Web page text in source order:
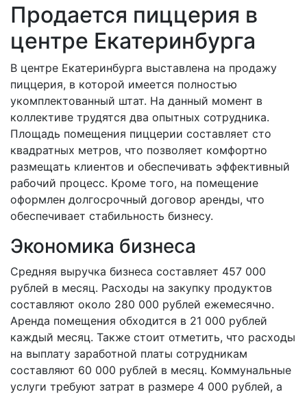
Продается пиццерия в
центре Екатеринбурга
В центре Екатеринбурга выставлена на продажу
пиццерия, в которой имеется полностью
укомплектованный штат. На данный момент в
коллективе трудятся два опытных сотрудника.
Площадь помещения пиццерии составляет сто
квадратных метров, что позволяет комфортно
размещать клиентов и обеспечивать эффективный
рабочий процесс. Кроме того, на помещение
оформлен долгосрочный договор аренды, что
обеспечивает стабильность бизнесу.
Экономика бизнеса
Средняя выручка бизнеса составляет 457 000
рублей в месяц. Расходы на закупку продуктов
составляют около 280 000 рублей ежемесячно.
Аренда помещения обходится в 21 000 рублей
каждый месяц. Также стоит отметить, что расходы
на выплату заработной платы сотрудникам
составляют 60 000 рублей в месяц. Коммунальные
услуги требуют затрат в размере 4 000 рублей, а